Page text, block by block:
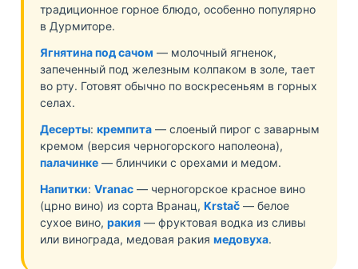
традиционное горное блюдо, особенно популярно
в Дурмиторе.
Ягнятина под сачом — молочный ягненок,
запеченный под железным колпаком в золе, тает
во рту. Готовят обычно по воскресеньям в горных
селах.
Десерты: кремпита — слоеный пирог с заварным
кремом (версия черногорского наполеона),
палачинке — блинчики с орехами и медом.
Напитки: Vranac — черногорское красное вино
(црно вино) из сорта Вранац, Krstač — белое
сухое вино, ракия — фруктовая водка из сливы
или винограда, медовая ракия медовуха.